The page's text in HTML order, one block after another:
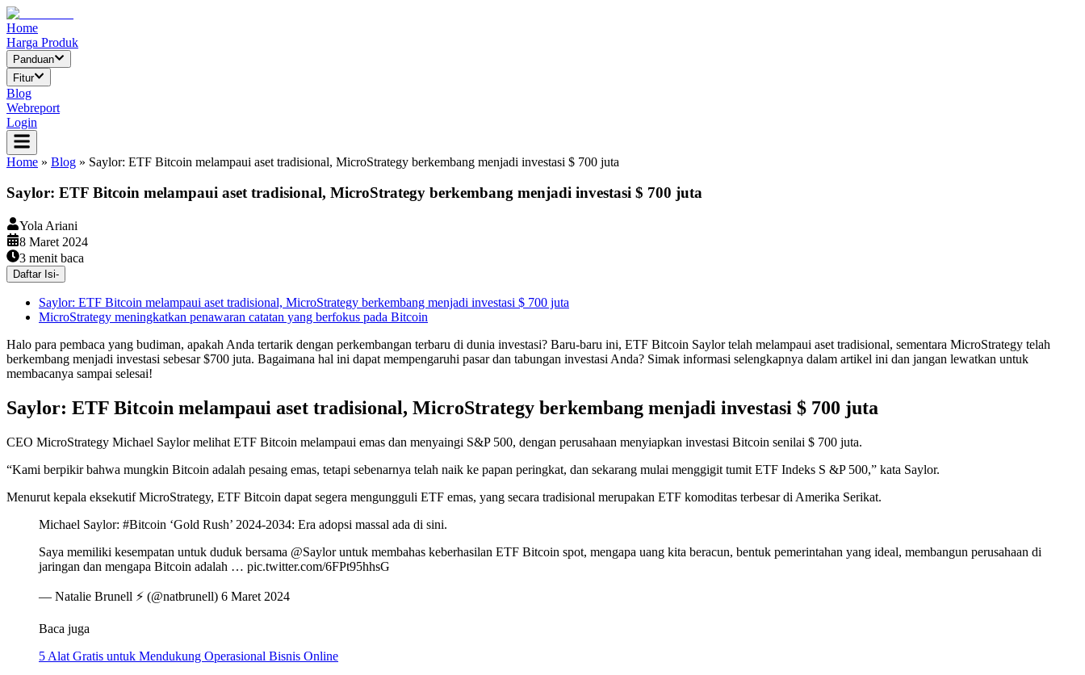
Home
Harga Produk
Panduan
Fitur
Blog
Webreport
Login
Home » Blog » Saylor: ETF Bitcoin melampaui aset tradisional, MicroStrategy berkembang menjadi investasi $ 700 juta
Saylor: ETF Bitcoin melampaui aset tradisional, MicroStrategy berkembang menjadi investasi $ 700 juta
Yola Ariani
8 Maret 2024
3 menit baca
Daftar Isi-
Saylor: ETF Bitcoin melampaui aset tradisional, MicroStrategy berkembang menjadi investasi $ 700 juta
MicroStrategy meningkatkan penawaran catatan yang berfokus pada Bitcoin
Halo para pembaca yang budiman, apakah Anda tertarik dengan perkembangan terbaru di dunia investasi? Baru-baru ini, ETF Bitcoin Saylor telah melampaui aset tradisional, sementara MicroStrategy telah
berkembang menjadi investasi sebesar $700 juta. Bagaimana hal ini dapat mempengaruhi pasar dan tabungan investasi Anda? Simak informasi selengkapnya dalam artikel ini dan jangan lewatkan untuk
membacanya sampai selesai!
Saylor: ETF Bitcoin melampaui aset tradisional, MicroStrategy berkembang menjadi investasi $ 700 juta
CEO MicroStrategy Michael Saylor melihat ETF Bitcoin melampaui emas dan menyaingi S&P 500, dengan perusahaan menyiapkan investasi Bitcoin senilai $ 700 juta.
“Kami berpikir bahwa mungkin Bitcoin adalah pesaing emas, tetapi sebenarnya telah naik ke papan peringkat, dan sekarang mulai menggigit tumit ETF Indeks S &P 500,” kata Saylor.
Menurut kepala eksekutif MicroStrategy, ETF Bitcoin dapat segera mengungguli ETF emas, yang secara tradisional merupakan ETF komoditas terbesar di Amerika Serikat.
Michael Saylor: #Bitcoin ‘Gold Rush’ 2024-2034: Era adopsi massal ada di sini.
Saya memiliki kesempatan untuk duduk bersama @Saylor untuk membahas keberhasilan ETF Bitcoin spot, mengapa uang kita beracun, bentuk pemerintahan yang ideal, membangun perusahaan di
jaringan dan mengapa Bitcoin adalah … pic.twitter.com/6FPt95hhsG
— Natalie Brunell ⚡️ (@natbrunell) 6 Maret 2024
Baca juga
5 Alat Gratis untuk Mendukung Operasional Bisnis Online